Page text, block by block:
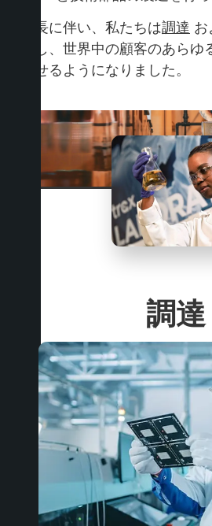
成長に伴い、私たちは調達 お
大し、世界中の顧客のあら
たせるようになりました。
調達